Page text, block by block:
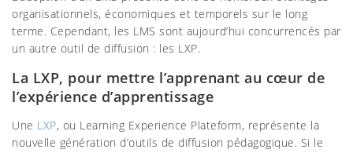
organisationnels, économiques et temporels sur le long
terme. Cependant, les LMS sont aujourd’hui concurrencés par
un autre outil de diffusion : les LXP.
La LXP, pour mettre l’apprenant au cœur de
l’expérience d’apprentissage
Une LXP, ou Learning Experience Plateform, représente la
nouvelle génération d’outils de diffusion pédagogique. Si le